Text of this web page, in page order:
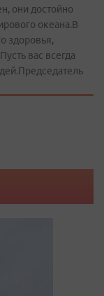
они достойно
океана.В
здоровья,
вас всегда